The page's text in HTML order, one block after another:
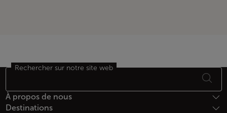
Bas de page Plan du site
Rechercher sur notre site web
À propos de nous
Destinations